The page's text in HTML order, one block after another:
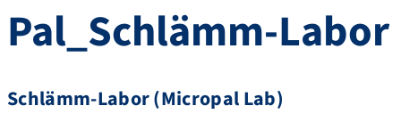
Pal_Schlämm-Labor
Schlämm-Labor (Micropal Lab)